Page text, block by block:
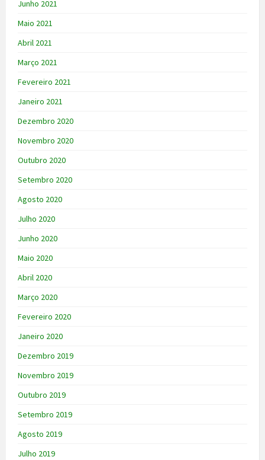
Junho 2021
Maio 2021
Abril 2021
Março 2021
Fevereiro 2021
Janeiro 2021
Dezembro 2020
Novembro 2020
Outubro 2020
Setembro 2020
Agosto 2020
Julho 2020
Junho 2020
Maio 2020
Abril 2020
Março 2020
Fevereiro 2020
Janeiro 2020
Dezembro 2019
Novembro 2019
Outubro 2019
Setembro 2019
Agosto 2019
Julho 2019